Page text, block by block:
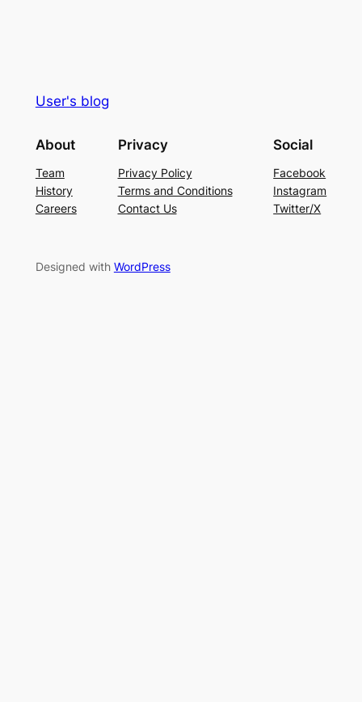
User's blog
About
Team
History
Careers
Privacy
Privacy Policy
Terms and Conditions
Contact Us
Social
Facebook
Instagram
Twitter/X
Designed with WordPress